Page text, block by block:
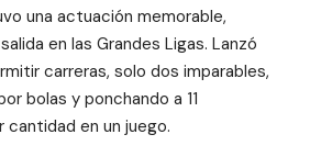
una actuación memorable,
en las Grandes Ligas. Lanzó
carreras, solo dos imparables,
bolas y ponchando a 11
cantidad en un juego.